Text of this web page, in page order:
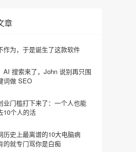
章
作为，于是诞生了这款软件
AI 搜索来了，John 说别再只围
词做 SEO
业门槛打下来了：一个人也能
10个人的活
历史上最离谱的10大电脑病
的就专门骂你是白痴